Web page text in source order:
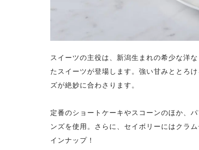
スイーツの主役は、新潟生まれの希少な洋
たスイーツが登場します。強い甘みととろ
ズが絶妙に合わさります。
定番のショートケーキやスコーンのほか、
ンズを使用。さらに、セイボリーにはクラ
インナップ！